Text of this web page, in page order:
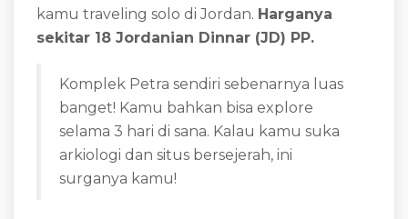
kamu traveling solo di Jordan. Harganya
sekitar 18 Jordanian Dinnar (JD) PP.
Komplek Petra sendiri sebenarnya luas
banget! Kamu bahkan bisa explore
selama 3 hari di sana. Kalau kamu suka
arkiologi dan situs bersejerah, ini
surganya kamu!